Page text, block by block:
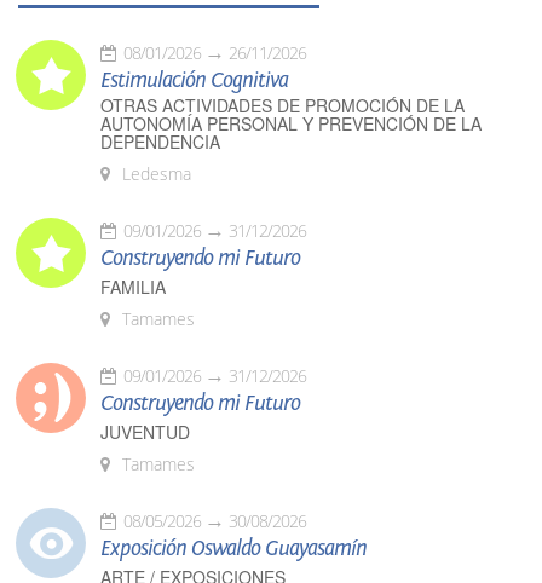
08/01/2026 26/11/2026
Estimulación Cognitiva
OTRAS ACTIVIDADES DE PROMOCIÓN DE LA
AUTONOMÍA PERSONAL Y PREVENCIÓN DE LA
DEPENDENCIA
Ledesma
09/01/2026 31/12/2026
Construyendo mi Futuro
FAMILIA
Tamames
09/01/2026 31/12/2026
Construyendo mi Futuro
JUVENTUD
Tamames
08/05/2026 30/08/2026
Exposición Oswaldo Guayasamín
ARTE / EXPOSICIONES